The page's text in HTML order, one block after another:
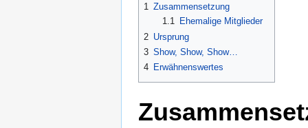
1 Zusammensetzung
1.1
Ehemalige Mitglieder
2 Ursprung
3 Show, Show, Show…
4 Erwähnenswertes